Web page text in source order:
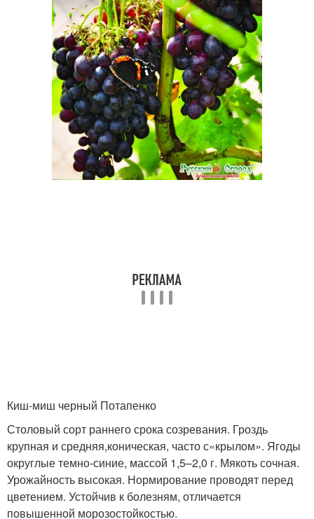
Киш-миш черный Потапенко
Столовый сорт раннего срока созревания. Гроздь
крупная и средняя,коническая, часто с«крылом». Ягоды
округлые темно-синие, массой 1,5–2,0 г. Мякоть сочная.
Урожайность высокая. Нормирование проводят перед
цветением. Устойчив к болезням, отличается
повышенной морозостойкостью.